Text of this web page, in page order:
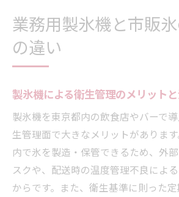
業務用製氷機と市販
の違い
製氷機による衛生管理のメリット
製氷機を東京都内の飲食店やバーで
生管理面で大きなメリットがありま
内で氷を製造・保管できるため、外
スクや、配送時の温度管理不良によ
からです。また、衛生基準に則った